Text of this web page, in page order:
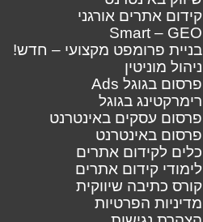
קידום אתרים אורגני
Smart – GEO
בניית פרומפט מקצועי – חדש!
ניהול מוניטין
פרסום בגוגל Ads
רימרקטינג בגוגל
פרסום עסקים באינטרנט
פרסום באינטרנט
כלים לקידום אתרים
לימודי קידום אתרים
קורס כתיבה שיווקית
מדיניות הפרטיות